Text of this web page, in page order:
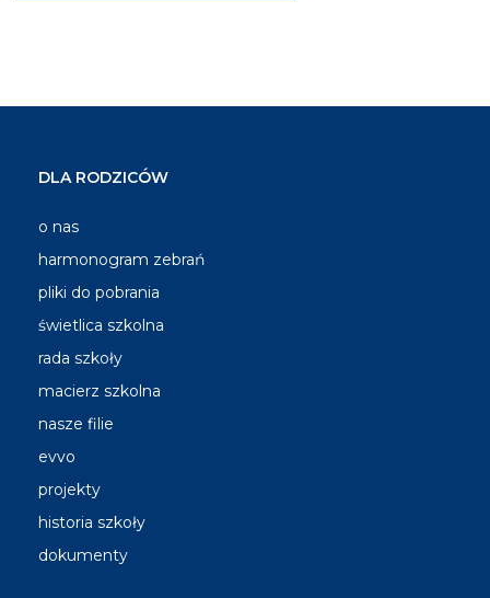
DLA RODZICÓW
o nas
harmonogram zebrań
pliki do pobrania
świetlica szkolna
rada szkoły
macierz szkolna
nasze filie
evvo
projekty
historia szkoły
dokumenty